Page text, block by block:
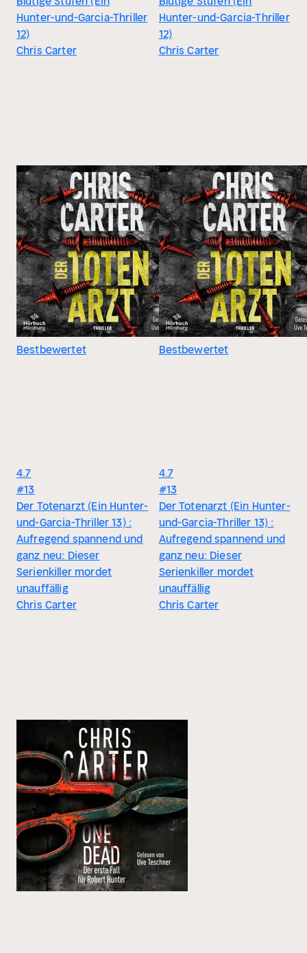
Hunter-und-Garcia-Thriller
12)
Chris Carter
Hunter-und-Garcia-Thriller
12)
Chris Carter
Bestbewertet
4.7
#13
Der Totenarzt (Ein Hunter-
und-Garcia-Thriller 13) :
Aufregend spannend und
ganz neu: Dieser
Serienkiller mordet
unauffällig
Chris Carter
Bestbewertet
4.7
#13
Der Totenarzt (Ein Hunter-
und-Garcia-Thriller 13) :
Aufregend spannend und
ganz neu: Dieser
Serienkiller mordet
unauffällig
Chris Carter